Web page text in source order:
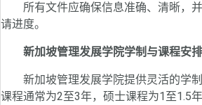
所有文件应确保信息准确、清晰，并
请进度。
新加坡管理发展学院学制与课程安排
新加坡管理发展学院提供灵活的学制
课程通常为2至3年，硕士课程为1至1.5年